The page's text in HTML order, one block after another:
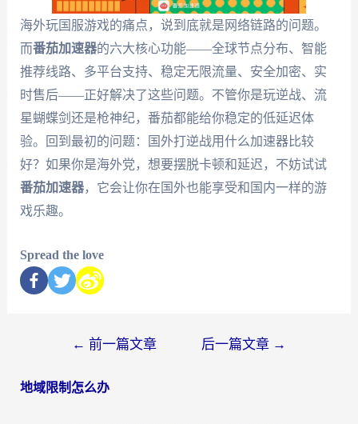
海外玩国服游戏的痛点，说到底就是网络链路的问题。
而番茄加速器的六大核心功能——全球节点分布、智能
推荐线路、多平台支持、稳定无限流量、安全加密、实
时售后——正好解决了这些问题。不管你是玩逆战、流
星蝴蝶剑还是枪神纪，番茄都能给你稳定的低延迟体
验。回到最初的问题：国外打逆战用什么加速器比较
好？如果你是海外党，想要摆脱卡顿和延迟，不妨试试
番茄加速器，它会让你在国外也能享受和国内一样的游
戏乐趣。
Spread the love
← 前一篇文章 后一篇文章 →
地域限制怎么办